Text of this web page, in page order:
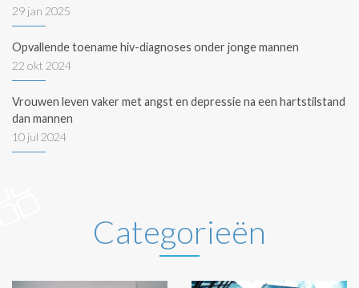
29 jan 2025
Opvallende toename hiv-diagnoses onder jonge mannen
22 okt 2024
Vrouwen leven vaker met angst en depressie na een hartstilstand
dan mannen
10 jul 2024
Categorieën